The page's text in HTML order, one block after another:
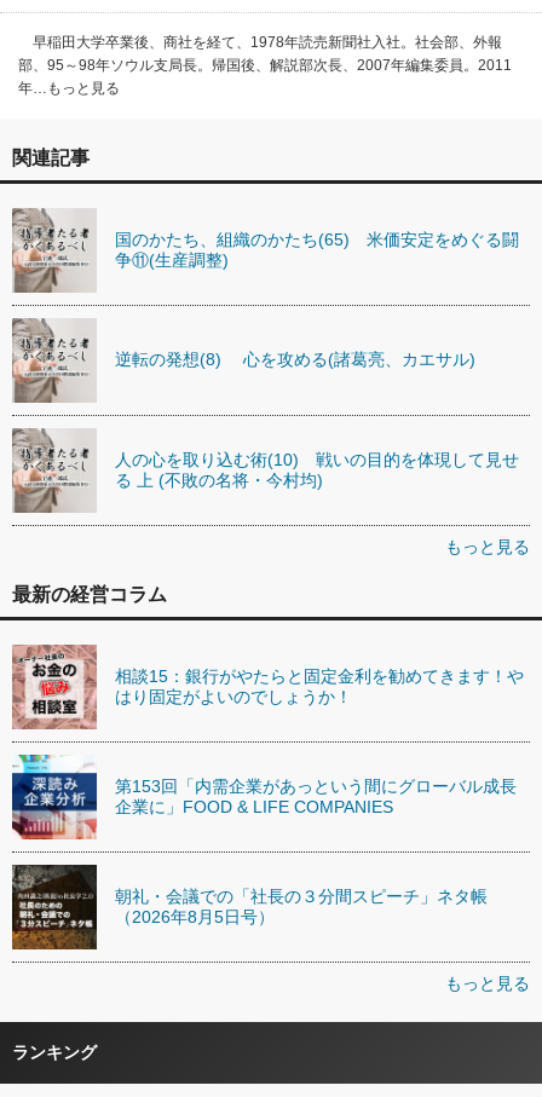
早稲田大学卒業後、商社を経て、1978年読売新聞社入社。社会部、外報
部、95～98年ソウル支局長。帰国後、解説部次長、2007年編集委員。2011
年…もっと見る
関連記事
国のかたち、組織のかたち(65) 米価安定をめぐる闘
争⑪(生産調整)
逆転の発想(8) 心を攻める(諸葛亮、カエサル)
人の心を取り込む術(10) 戦いの目的を体現して見せ
る 上 (不敗の名将・今村均)
もっと見る
最新の経営コラム
相談15：銀行がやたらと固定金利を勧めてきます！や
はり固定がよいのでしょうか！
第153回「内需企業があっという間にグローバル成長
企業に」FOOD & LIFE COMPANIES
朝礼・会議での「社長の３分間スピーチ」ネタ帳
（2026年8月5日号）
もっと見る
ランキング